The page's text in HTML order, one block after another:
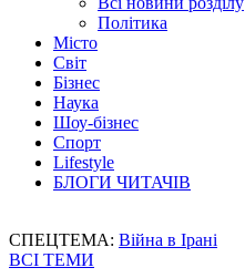
Політика
Місто
Світ
Бізнес
Наука
Шоу-бізнес
Спорт
Lifestyle
БЛОГИ ЧИТАЧІВ
СПЕЦТЕМА: Війна в Ірані
ВСІ ТЕМИ